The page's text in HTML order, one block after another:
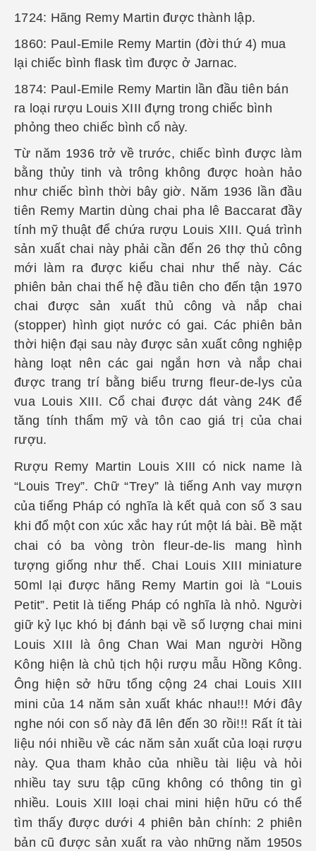
1724: Hãng Remy Martin được thành lập.
1860: Paul-Emile Remy Martin (đời thứ 4) mua
lại chiếc bình flask tìm được ở Jarnac.
1874: Paul-Emile Remy Martin lần đầu tiên bán
ra loại rượu Louis XIII đựng trong chiếc bình
phỏng theo chiếc bình cổ này.
Từ năm 1936 trở về trước, chiếc bình được làm
bằng thủy tinh và trông không được hoàn hảo
như chiếc bình thời bây giờ. Năm 1936 lần đầu
tiên Remy Martin dùng chai pha lê Baccarat đầy
tính mỹ thuật để chứa rượu Louis XIII. Quá trình
sản xuất chai này phải cần đến 26 thợ thủ công
mới làm ra được kiểu chai như thế này. Các
phiên bản chai thế hệ đầu tiên cho đến tận 1970
chai được sản xuất thủ công và nắp chai
(stopper) hình giọt nước có gai. Các phiên bản
thời hiện đại sau này được sản xuất công nghiệp
hàng loạt nên các gai ngắn hơn và nắp chai
được trang trí bằng biểu trưng fleur-de-lys của
vua Louis XIII. Cổ chai được dát vàng 24K để
tăng tính thẩm mỹ và tôn cao giá trị của chai
rượu.
Rượu Remy Martin Louis XIII có nick name là
“Louis Trey”. Chữ “Trey” là tiếng Anh vay mượn
của tiếng Pháp có nghĩa là kết quả con số 3 sau
khi đổ một con xúc xắc hay rút một lá bài. Bề mặt
chai có ba vòng tròn fleur-de-lis mang hình
tượng giống như thế. Chai Louis XIII miniature
50ml lại được hãng Remy Martin goi là “Louis
Petit”. Petit là tiếng Pháp có nghĩa là nhỏ. Người
giữ kỷ lục khó bị đánh bại về số lượng chai mini
Louis XIII là ông Chan Wai Man người Hồng
Kông hiện là chủ tịch hội rượu mẫu Hồng Kông.
Ông hiện sở hữu tổng cộng 24 chai Louis XIII
mini của 14 năm sản xuất khác nhau!!! Mới đây
nghe nói con số này đã lên đến 30 rồi!!! Rất ít tài
liệu nói nhiều về các năm sản xuất của loại rượu
này. Qua tham khảo của nhiều tài liệu và hỏi
nhiều tay sưu tập cũng không có thông tin gì
nhiều. Louis XIII loại chai mini hiện hữu có thể
tìm thấy được dưới 4 phiên bản chính: 2 phiên
bản cũ được sản xuất ra vào những năm 1950s